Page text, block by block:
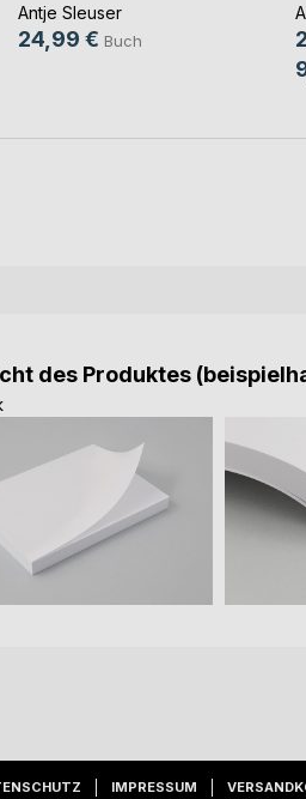
Antje Sleuser
24,99 € Buch
des Produktes
IMPRESSUM